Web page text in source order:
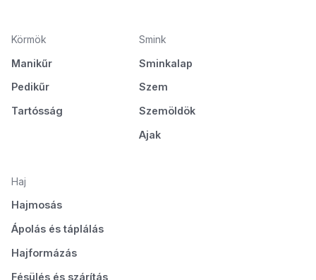
Körmök
Manikűr
Pedikűr
Tartósság
Smink
Sminkalap
Szem
Szemöldök
Ajak
Haj
Hajmosás
Ápolás és táplálás
Hajformázás
Fésülés és szárítás